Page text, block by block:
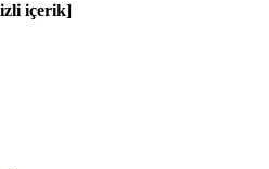
içerik]